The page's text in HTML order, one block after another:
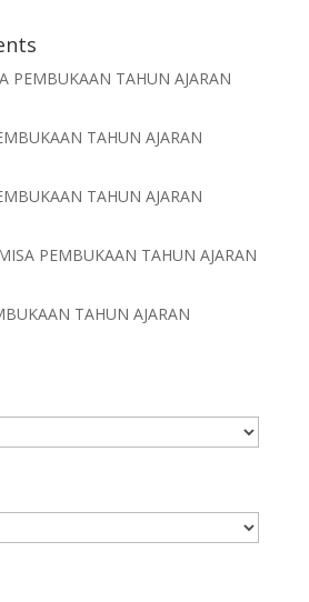
PEMBUKAAN TAHUN AJARAN
TAHUN AJARAN
TAHUN AJARAN
PEMBUKAAN TAHUN AJARAN
TAHUN AJARAN